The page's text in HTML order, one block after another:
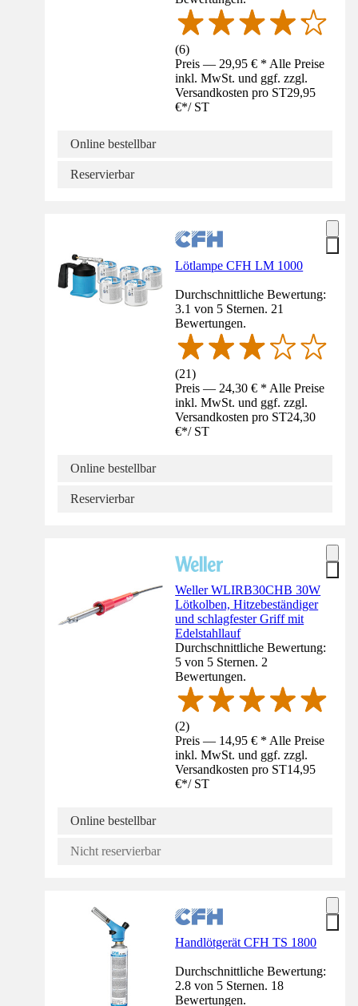
(6)
Preis — 29,95 € * Alle Preise
inkl. MwSt. und ggf. zzgl.
Versandkosten pro ST29,95
€*/ ST
Online bestellbar
Reservierbar
Lötlampe CFH LM 1000
Durchschnittliche Bewertung:
3.1 von 5 Sternen. 21
Bewertungen.
(21)
Preis — 24,30 € * Alle Preise
inkl. MwSt. und ggf. zzgl.
Versandkosten pro ST24,30
€*/ ST
Online bestellbar
Reservierbar
Weller WLIRB30CHB 30W
Lötkolben, Hitzebeständiger
und schlagfester Griff mit
Edelstahllauf
Durchschnittliche Bewertung:
5 von 5 Sternen. 2
Bewertungen.
(2)
Preis — 14,95 € * Alle Preise
inkl. MwSt. und ggf. zzgl.
Versandkosten pro ST14,95
€*/ ST
Online bestellbar
Nicht reservierbar
Handlötgerät CFH TS 1800
Durchschnittliche Bewertung:
2.8 von 5 Sternen. 18
Bewertungen.